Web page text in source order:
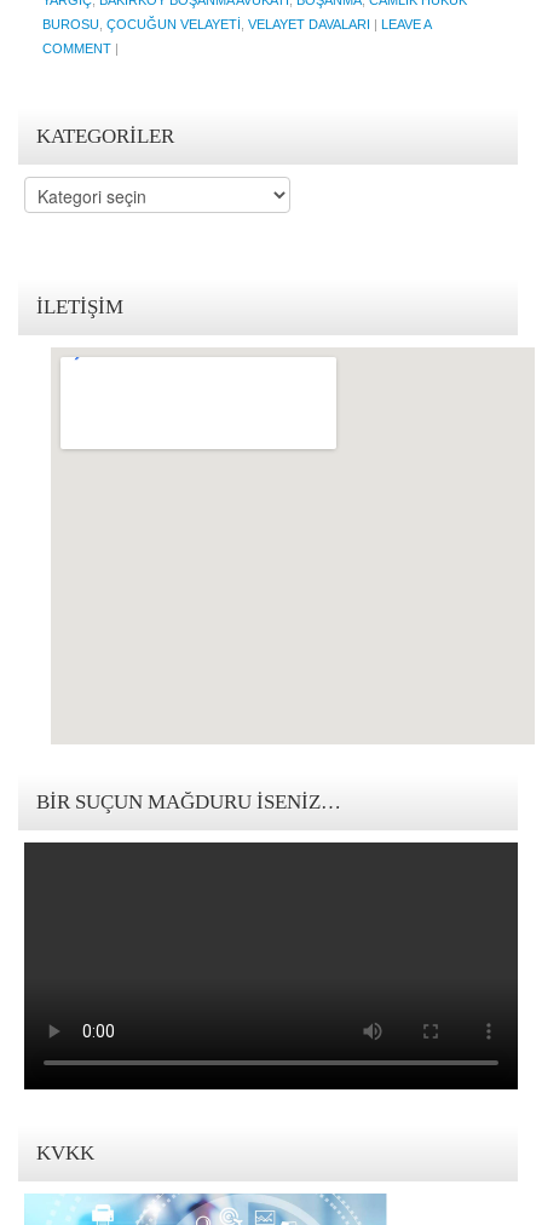
İLETİŞİM
BUROSU ÇOCUĞUN VELAYETI VELAYET DAVALARI | LEAVE A
COMMENT |
KATEGORILER
Kategoriler
İLETIŞIM
BIR SUÇUN MAĞDURU İSENIZ…
KVKK